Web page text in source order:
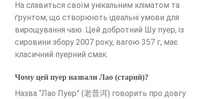
На славиться своїм унікальним кліматом та
ґрунтом, що створюють ідеальні умови для
вирощування чаю. Цей добротний Шу пуер, із
сировини збору 2007 року, вагою 357 г, має
класичний пуерний смак.
Чому цей пуер назвали Лао (старий)?
Назва “Лао Пуер” (老普洱) говорить про довгу